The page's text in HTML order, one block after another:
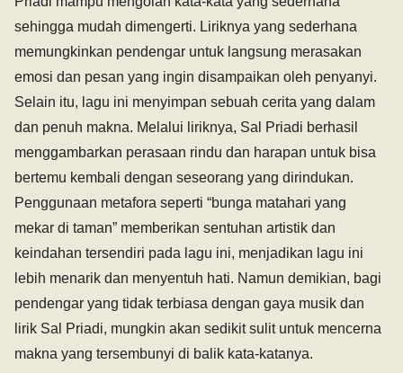
sehingga mudah dimengerti. Liriknya yang sederhana
memungkinkan pendengar untuk langsung merasakan
emosi dan pesan yang ingin disampaikan oleh penyanyi.
Selain itu, lagu ini menyimpan sebuah cerita yang dalam
dan penuh makna. Melalui liriknya, Sal Priadi berhasil
menggambarkan perasaan rindu dan harapan untuk bisa
bertemu kembali dengan seseorang yang dirindukan.
Penggunaan metafora seperti “bunga matahari yang
mekar di taman” memberikan sentuhan artistik dan
keindahan tersendiri pada lagu ini, menjadikan lagu ini
lebih menarik dan menyentuh hati. Namun demikian, bagi
pendengar yang tidak terbiasa dengan gaya musik dan
lirik Sal Priadi, mungkin akan sedikit sulit untuk mencerna
makna yang tersembunyi di balik kata-katanya.